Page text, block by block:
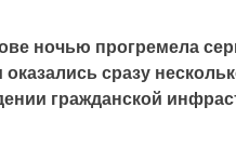
ночью прогремела
оказались сразу
гражданской